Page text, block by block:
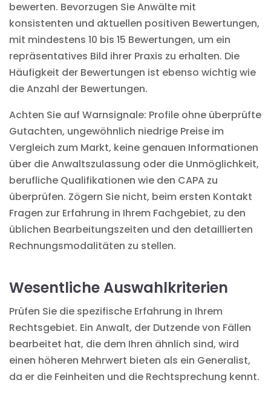
bewerten. Bevorzugen Sie Anwälte mit
konsistenten und aktuellen positiven Bewertungen,
mit mindestens 10 bis 15 Bewertungen, um ein
repräsentatives Bild ihrer Praxis zu erhalten. Die
Häufigkeit der Bewertungen ist ebenso wichtig wie
die Anzahl der Bewertungen.
Achten Sie auf Warnsignale: Profile ohne überprüfte
Gutachten, ungewöhnlich niedrige Preise im
Vergleich zum Markt, keine genauen Informationen
über die Anwaltszulassung oder die Unmöglichkeit,
berufliche Qualifikationen wie den CAPA zu
überprüfen. Zögern Sie nicht, beim ersten Kontakt
Fragen zur Erfahrung in Ihrem Fachgebiet, zu den
üblichen Bearbeitungszeiten und den detaillierten
Rechnungsmodalitäten zu stellen.
Wesentliche Auswahlkriterien
Prüfen Sie die spezifische Erfahrung in Ihrem
Rechtsgebiet. Ein Anwalt, der Dutzende von Fällen
bearbeitet hat, die dem Ihren ähnlich sind, wird
einen höheren Mehrwert bieten als ein Generalist,
da er die Feinheiten und die Rechtsprechung kennt.